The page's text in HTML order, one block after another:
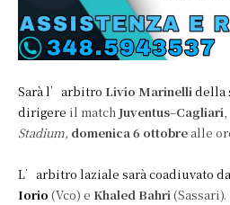
Sarà l’arbitro Livio Marinelli della
dirigere il match Juventus–Cagliari
Stadium, domenica 6 ottobre alle
L’arbitro laziale sarà coadiuvato
Iorio (Vco) e Khaled Bahri (Sassari).